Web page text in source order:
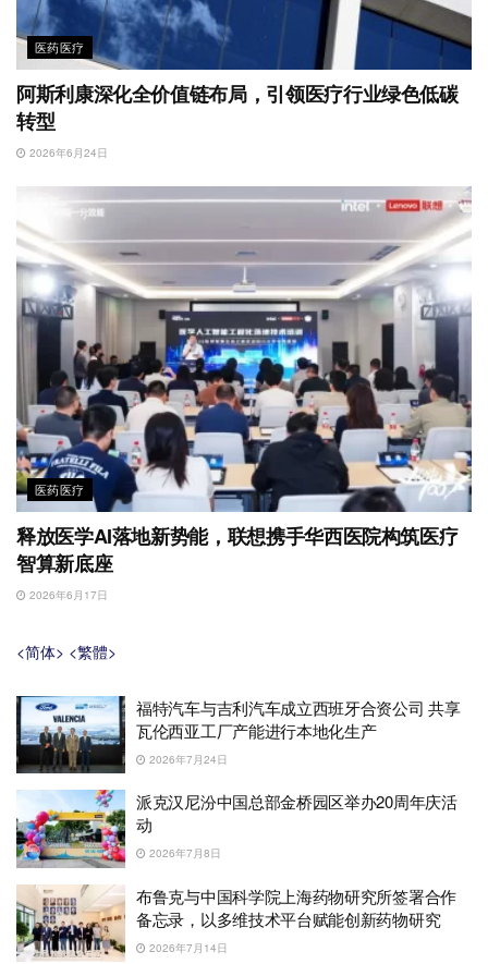
医药医疗
阿斯利康深化全价值链布局，引领医疗行业绿色低碳
转型
2026年6月24日
医药医疗
释放医学AI落地新势能，联想携手华西医院构筑医疗
智算新底座
2026年6月17日
<简体> <繁體>
福特汽车与吉利汽车成立西班牙合资公司 共享
瓦伦西亚工厂产能进行本地化生产
2026年7月24日
派克汉尼汾中国总部金桥园区举办20周年庆活
动
2026年7月8日
布鲁克与中国科学院上海药物研究所签署合作
备忘录，以多维技术平台赋能创新药物研究
2026年7月14日